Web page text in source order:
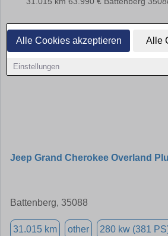
Alle Cookies akzeptieren Alle
Einstellungen
Jeep Grand Cherokee Overland
Battenberg, 35088
31.015 km other 280 kw (381